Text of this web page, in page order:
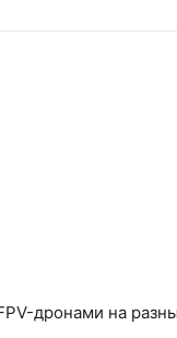
дронами на